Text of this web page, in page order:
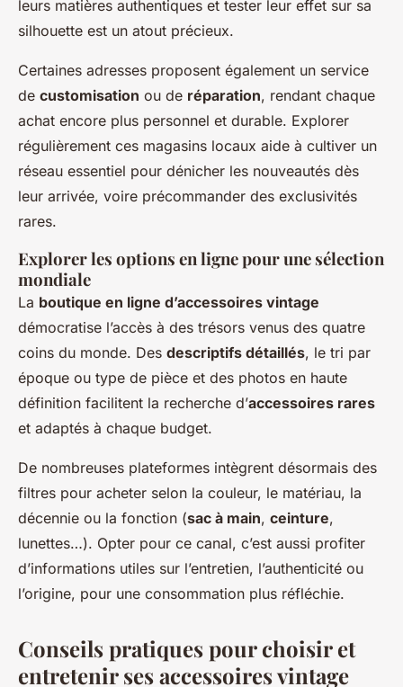
leurs matières authentiques et tester leur effet sur sa
silhouette est un atout précieux.
Certaines adresses proposent également un service
de customisation ou de réparation, rendant chaque
achat encore plus personnel et durable. Explorer
régulièrement ces magasins locaux aide à cultiver un
réseau essentiel pour dénicher les nouveautés dès
leur arrivée, voire précommander des exclusivités
rares.
Explorer les options en ligne pour une sélection
mondiale
La boutique en ligne d’accessoires vintage
démocratise l’accès à des trésors venus des quatre
coins du monde. Des descriptifs détaillés, le tri par
époque ou type de pièce et des photos en haute
définition facilitent la recherche d’accessoires rares
et adaptés à chaque budget.
De nombreuses plateformes intègrent désormais des
filtres pour acheter selon la couleur, le matériau, la
décennie ou la fonction (sac à main, ceinture,
lunettes…). Opter pour ce canal, c’est aussi profiter
d’informations utiles sur l’entretien, l’authenticité ou
l’origine, pour une consommation plus réfléchie.
Conseils pratiques pour choisir et
entretenir ses accessoires vintage